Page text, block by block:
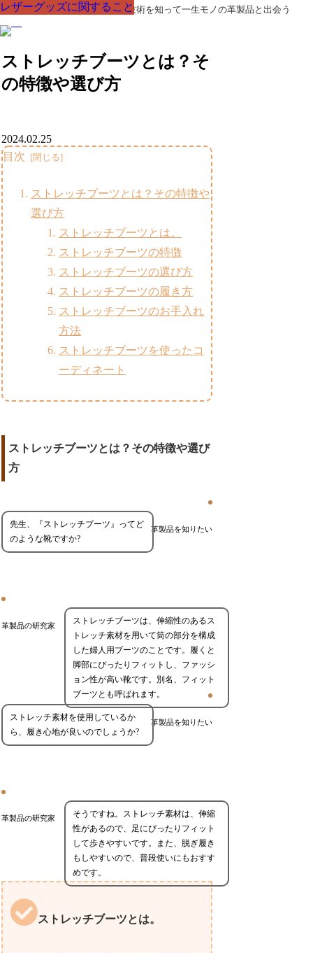
革製品の部品の呼び名・素材・技術を知って一生モノの革製品と出会う
ストレッチブーツとは？そ
の特徴や選び方
レザーグッズに関すること
2024.02.25
目次
ストレッチブーツとは？その特徴や
選び方
ストレッチブーツとは。
ストレッチブーツの特徴
ストレッチブーツの選び方
ストレッチブーツの履き方
ストレッチブーツのお手入れ
方法
ストレッチブーツを使ったコ
ーディネート
ストレッチブーツとは？その特徴や選び
方
革製品を知りたい
先生、『ストレッチブーツ』ってど
のような靴ですか?
革製品の研究家
ストレッチブーツは、伸縮性のあるス
トレッチ素材を用いて筒の部分を構成
した婦人用ブーツのことです。履くと
脚部にぴったりフィットし、ファッシ
ョン性が高い靴です。別名、フィット
ブーツとも呼ばれます。
革製品を知りたい
ストレッチ素材を使用しているか
ら、履き心地が良いのでしょうか?
革製品の研究家
そうですね。ストレッチ素材は、伸縮
性があるので、足にぴったりフィット
して歩きやすいです。また、脱ぎ履き
もしやすいので、普段使いにもおすす
めです。
ストレッチブーツとは。
レザーグッズに関すること
レザーグッズに関すること
レザーグッズに関すること
レザーグッズに関すること
レザーグッズに関すること
レザーグッズに関すること